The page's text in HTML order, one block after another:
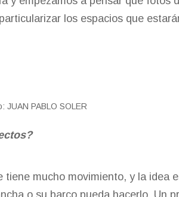
los espacios que
JUAN PABLO SOLER
mucho movimiento, y la idea
o su barco pueda hacerlo. Un